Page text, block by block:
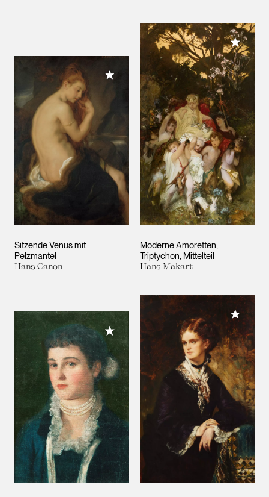
Sitzende Venus mit
Pelzmantel
Hans Canon
Meiner Sammlung hinzufügen
Moderne Amoretten,
Triptychon, Mittelteil
Hans Makart
Meiner
Meiner Sammlung hinzufügen
Meiner